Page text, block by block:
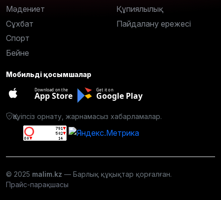
Мәдениет
Сұхбат
Спорт
Бейне
Құпиялылық
Пайдалану ережесі
Мобильді қосымшалар
Download on the
App Store
Get it on
Google Play
Қауіпсіз орнату, жарнамасыз хабарламалар.
© 2025 malim.kz — Барлық құқықтар қорғалған.
Прайс-парақшасы